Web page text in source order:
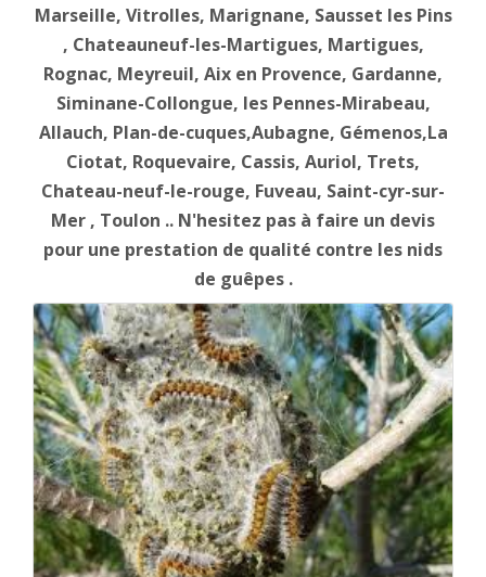
Marseille, Vitrolles, Marignane, Sausset les Pins
, Chateauneuf-les-Martigues, Martigues,
Rognac, Meyreuil, Aix en Provence, Gardanne,
Siminane-Collongue, les Pennes-Mirabeau,
Allauch, Plan-de-cuques,Aubagne, Gémenos,La
Ciotat, Roquevaire, Cassis, Auriol, Trets,
Chateau-neuf-le-rouge, Fuveau, Saint-cyr-sur-
Mer , Toulon .. N'hesitez pas à faire un devis
pour une prestation de qualité contre les nids
de guêpes .